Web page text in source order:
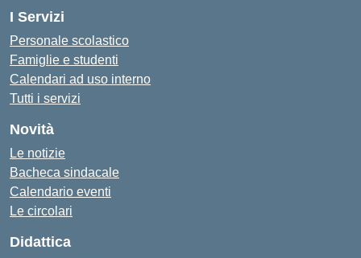
I Servizi
Personale scolastico
Famiglie e studenti
Calendari ad uso interno
Tutti i servizi
Novità
Le notizie
Bacheca sindacale
Calendario eventi
Le circolari
Didattica